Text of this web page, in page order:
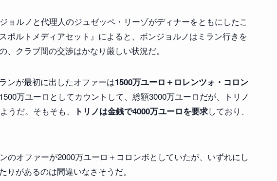
ョルノと代理人のジュゼッペ・リーゾがディナーをともにしたこ
ポルトメディアセット』によると、ボンジョルノはミラン行きを
、クラブ間の交渉はかなり厳しい状況だ。
ンが最初に出したオファーは1500万ユーロ＋ロレンツォ・コロン
万ユーロとしてカウントして、総額3000万ユーロだが、トリノ
うだ。そもそも、
トリノは金銭で4000万ユーロを要求しており、
のオファーが2000万ユーロ＋コロンボとしていたが、いずれにし
りがあるのは間違いなさそうだ。